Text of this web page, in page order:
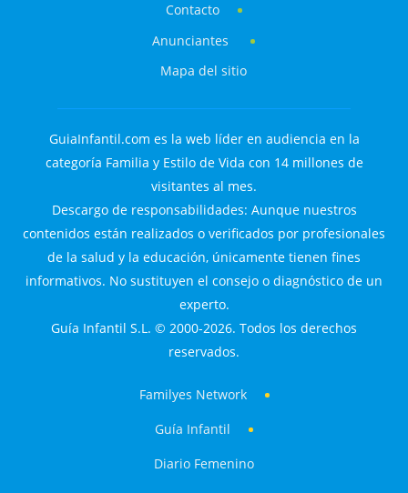
Contacto
Anunciantes
Mapa del sitio
GuiaInfantil.com es la web líder en audiencia en la
categoría Familia y Estilo de Vida con 14 millones de
visitantes al mes.
Descargo de responsabilidades: Aunque nuestros
contenidos están realizados o verificados por profesionales
de la salud y la educación, únicamente tienen fines
informativos. No sustituyen el consejo o diagnóstico de un
experto.
Guía Infantil S.L. © 2000-2026. Todos los derechos
reservados.
Familyes Network
Guía Infantil
Diario Femenino